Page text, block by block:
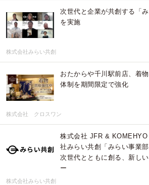
次世代と企業が共創する「
を実施
株式会社みらい共創
おたからや千川駅前店、着
体制を期間限定で強化
株式会社 クロスワン
株式会社 JFR &
社みらい共創「みらい事業
次世代とともに創る、新し
ー
株式会社みらい共創